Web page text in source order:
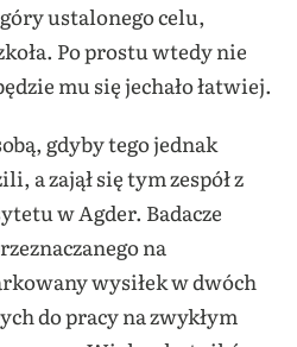
ustalonego celu,
Po prostu wtedy nie
mu się jechało łatwiej.
gdyby tego jednak
a zajął się tym zespół z
w Agder. Badacze
na
wysiłek w dwóch
do pracy na zwykłym